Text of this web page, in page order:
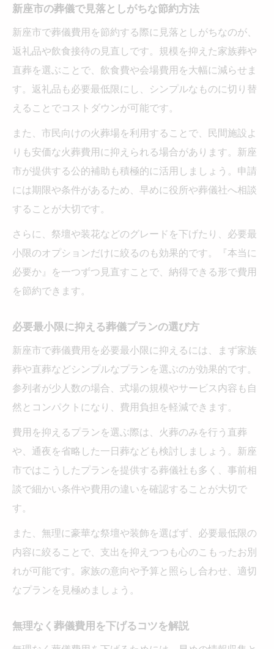
地域差が出やすい葬儀費用の項目を整理
家族葬の内訳と費用感を徹底比較
家族葬の費用内訳を詳細に解説
葬儀費用で注意すべき家族葬のポイント
家族葬の総額と一般葬との違いを比較
家族葬を選ぶ際の予算組みの考え方
失敗しない葬儀支出管理の実践手法
葬儀費用の見積書を正確に読み解く方法
葬儀支出を無理なく管理するコツ
予算オーバーを防ぐ葬儀費用の調整術
公的補助を活用した支出管理のポイント
葬儀費用の無駄を省くための注意点
新座市の葬儀で見落としがちな節約方法
新座市で葬儀費用を節約する際に見落としがちなのが、
返礼品や飲食接待の見直しです。規模を抑えた家族葬や
直葬を選ぶことで、飲食費や会場費用を大幅に減らせま
す。返礼品も必要最低限にし、シンプルなものに切り替
えることでコストダウンが可能です。
また、市民向けの火葬場を利用することで、民間施設よ
りも安価な火葬費用に抑えられる場合があります。新座
市が提供する公的補助も積極的に活用しましょう。申請
には期限や条件があるため、早めに役所や葬儀社へ相談
することが大切です。
さらに、祭壇や装花などのグレードを下げたり、必要最
小限のオプションだけに絞るのも効果的です。『本当に
必要か』を一つずつ見直すことで、納得できる形で費用
を節約できます。
必要最小限に抑える葬儀プランの選び方
新座市で葬儀費用を必要最小限に抑えるには、まず家族
葬や直葬などシンプルなプランを選ぶのが効果的です。
参列者が少人数の場合、式場の規模やサービス内容も自
然とコンパクトになり、費用負担を軽減できます。
費用を抑えるプランを選ぶ際は、火葬のみを行う直葬
や、通夜を省略した一日葬なども検討しましょう。新座
市ではこうしたプランを提供する葬儀社も多く、事前相
談で細かい条件や費用の違いを確認することが大切で
す。
また、無理に豪華な祭壇や装飾を選ばず、必要最低限の
内容に絞ることで、支出を抑えつつも心のこもったお別
れが可能です。家族の意向や予算と照らし合わせ、適切
なプランを見極めましょう。
無理なく葬儀費用を下げるコツを解説